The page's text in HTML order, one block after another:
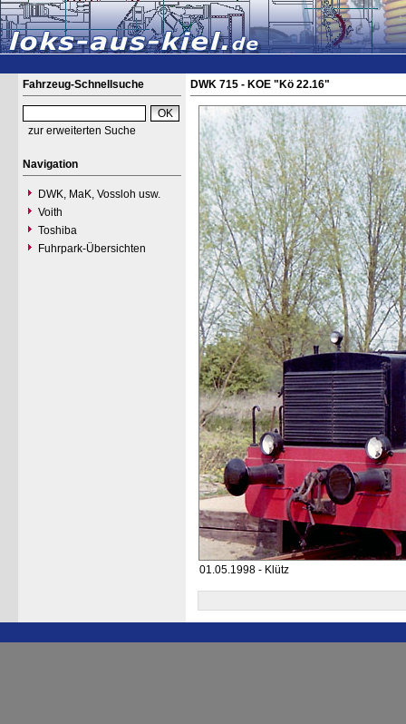
Fahrzeug-Schnellsuche
zur erweiterten Suche
Navigation
DWK, MaK, Vossloh usw.
Voith
Toshiba
Fuhrpark-Übersichten
DWK 715 - KOE "Kö 22.16"
01.05.1998 - Klütz